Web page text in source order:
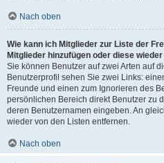
Nach oben
Wie kann ich Mitglieder zur Liste der
Mitglieder hinzufügen oder diese
Sie können Benutzer auf zwei Arten auf
Benutzerprofil sehen Sie zwei Links:
Freunde und einen zum Ignorieren des
persönlichen Bereich direkt Benutzer zu
deren Benutzernamen eingeben. An
wieder von den Listen entfernen.
Nach oben